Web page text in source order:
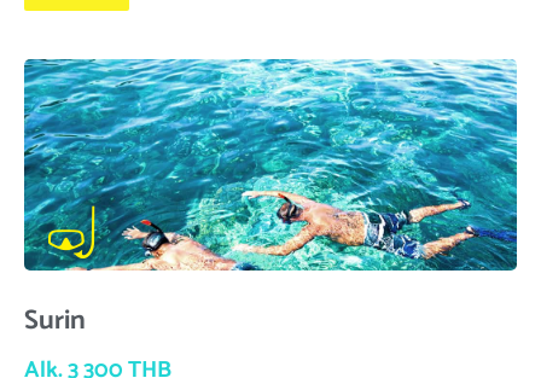
Surin
Alk. 3 300 THB